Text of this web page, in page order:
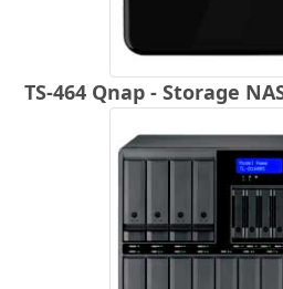
TS-464 Qnap - Storage